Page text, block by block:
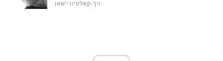
זיך-קאַלטיוויישאַן